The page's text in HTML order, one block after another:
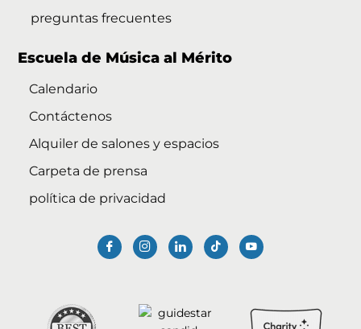
preguntas frecuentes
Escuela de Música al Mérito
Calendario
Contáctenos
Alquiler de salones y espacios
Carpeta de prensa
política de privacidad